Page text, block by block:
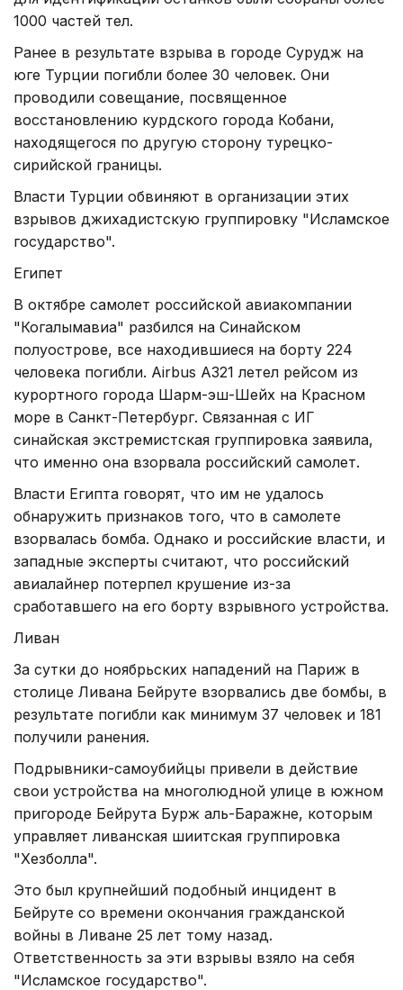
1000 частей тел.
Ранее в результате взрыва в городе Сурудж на
юге Турции погибли более 30 человек. Они
проводили совещание, посвященное
восстановлению курдского города Кобани,
находящегося по другую сторону турецко-
сирийской границы.
Власти Турции обвиняют в организации этих
взрывов джихадистскую группировку "Исламское
государство".
Египет
В октябре самолет российской авиакомпании
"Когалымавиа" разбился на Синайском
полуострове, все находившиеся на борту 224
человека погибли. Airbus A321 летел рейсом из
курортного города Шарм-эш-Шейх на Красном
море в Санкт-Петербург. Связанная с ИГ
синайская экстремистская группировка заявила,
что именно она взорвала российский самолет.
Власти Египта говорят, что им не удалось
обнаружить признаков того, что в самолете
взорвалась бомба. Однако и российские власти, и
западные эксперты считают, что российский
авиалайнер потерпел крушение из-за
сработавшего на его борту взрывного устройства.
Ливан
За сутки до ноябрьских нападений на Париж в
столице Ливана Бейруте взорвались две бомбы, в
результате погибли как минимум 37 человек и 181
получили ранения.
Подрывники-самоубийцы привели в действие
свои устройства на многолюдной улице в южном
пригороде Бейрута Бурж аль-Баражне, которым
управляет ливанская шиитская группировка
"Хезболла".
Это был крупнейший подобный инцидент в
Бейруте со времени окончания гражданской
войны в Ливане 25 лет тому назад.
Ответственность за эти взрывы взяло на себя
"Исламское государство".